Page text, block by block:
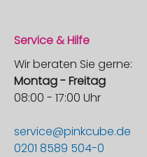
Service & Hilfe
Wir beraten Sie gerne:
Montag - Freitag
08:00 - 17:00 Uhr
service@pinkcube.de
0201 8589 504-0